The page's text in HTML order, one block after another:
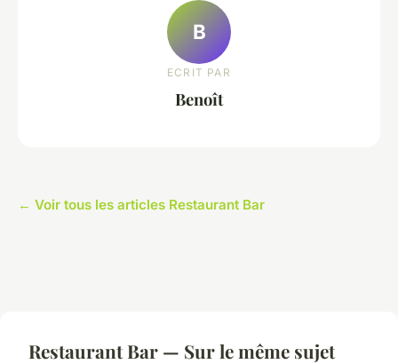
B
ECRIT PAR
Benoît
← Voir tous les articles Restaurant Bar
Restaurant Bar — Sur le même sujet